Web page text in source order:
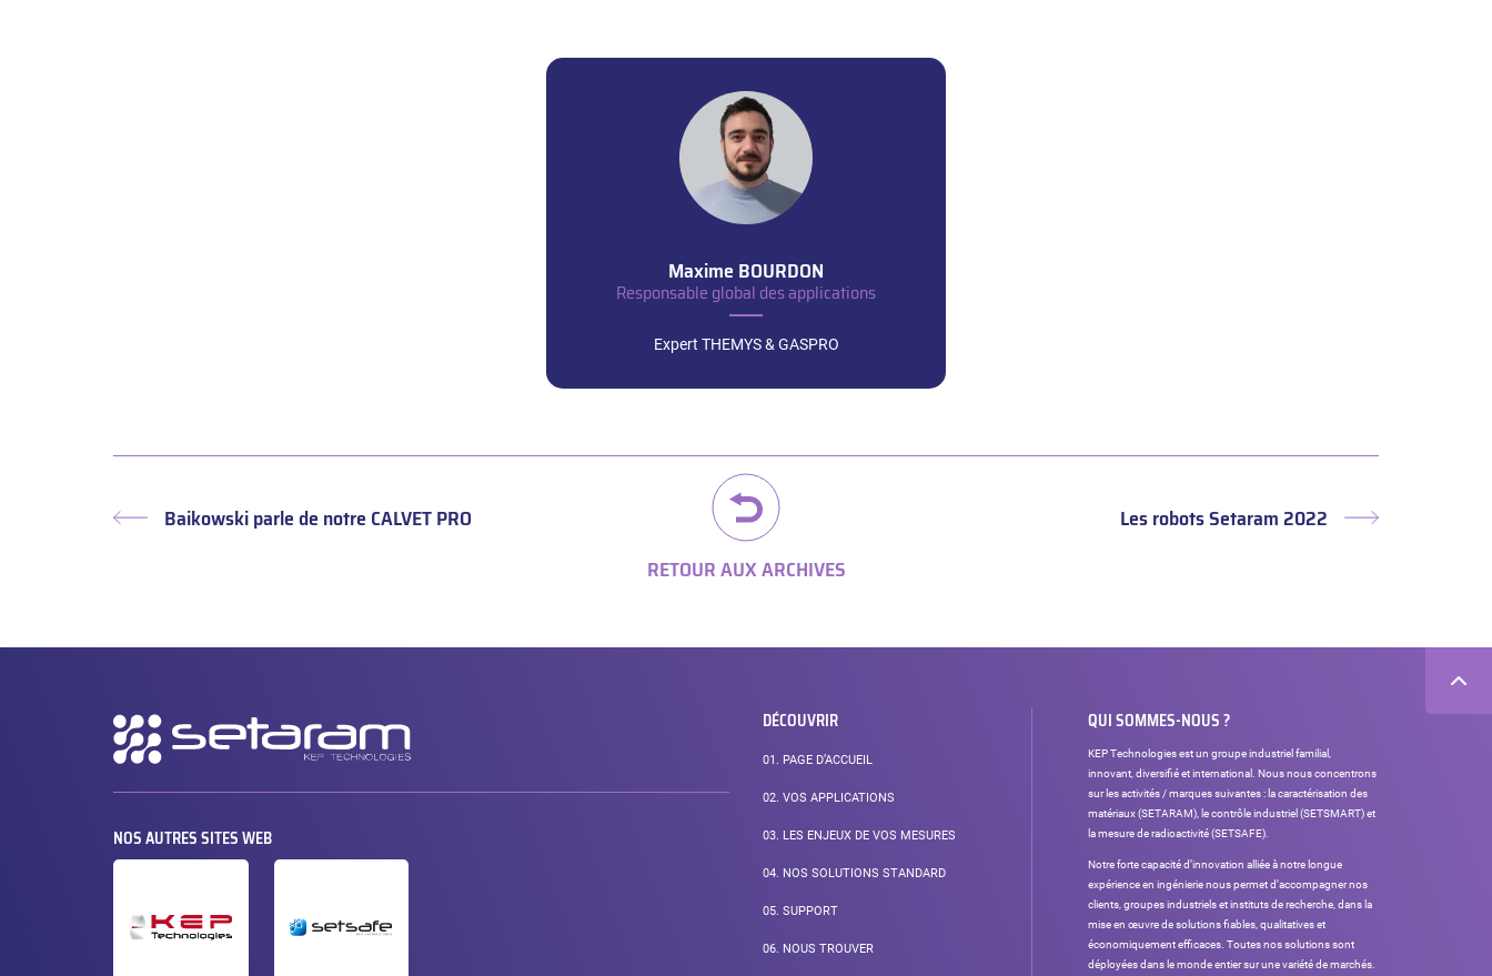
Maxime BOURDON
Responsable global des applications
Expert THEMYS & GASPRO
Article Baikowski parle de notre CALVET PRO
Article
Les robots Setaram 2022
RETOUR AUX ARCHIVES
Navigation
secondaire
DÉCOUVRIR
01. PAGE D’ACCUEIL
02. VOS APPLICATIONS
03. LES ENJEUX DE VOS MESURES
04. NOS SOLUTIONS STANDARD
05. SUPPORT
06. NOUS TROUVER
NOS AUTRES SITES WEB
QUI SOMMES-NOUS ?
KEP Technologies est un groupe industriel familial,
innovant, diversifié et international. Nous nous concentrons
sur les activités / marques suivantes : la caractérisation des
matériaux (SETARAM), le contrôle industriel (SETSMART) et
la mesure de radioactivité (SETSAFE).
Notre forte capacité d’innovation alliée à notre longue
expérience en ingénierie nous permet d’accompagner nos
clients, groupes industriels et instituts de recherche, dans la
mise en œuvre de solutions fiables, qualitatives et
économiquement efficaces. Toutes nos solutions sont
déployées dans le monde entier sur une variété de marchés.